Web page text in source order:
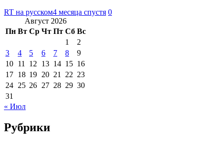
RT на русском4 месяца спустя 0
Август 2026
Пн Вт Ср Чт Пт Сб Вс
1
2
3
4 5 6 7 8
9
10 11 12 13 14 15 16
17 18 19 20 21 22 23
24 25 26 27 28 29 30
31
« Июл
Рубрики